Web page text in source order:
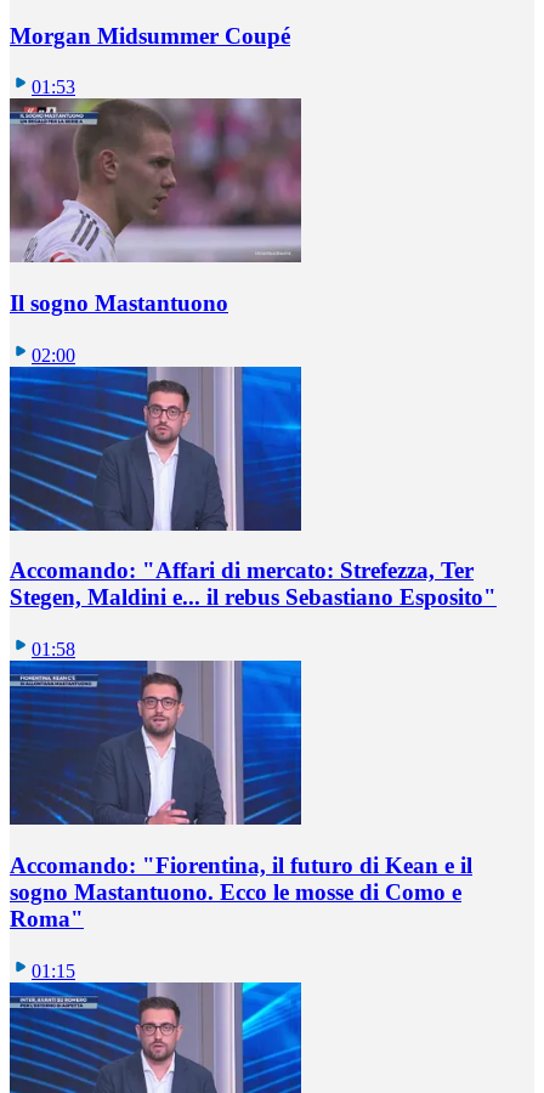
Morgan Midsummer Coupé
01:53
Il sogno Mastantuono
02:00
Accomando: "Affari di mercato: Strefezza, Ter
Stegen, Maldini e... il rebus Sebastiano Esposito"
01:58
Accomando: "Fiorentina, il futuro di Kean e il
sogno Mastantuono. Ecco le mosse di Como e
Roma"
01:15